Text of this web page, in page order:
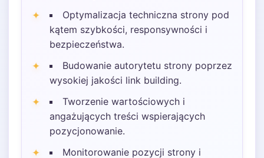
Optymalizacja techniczna strony pod
kątem szybkości, responsywności i
bezpieczeństwa.
Budowanie autorytetu strony poprzez
wysokiej jakości link building.
Tworzenie wartościowych i
angażujących treści wspierających
pozycjonowanie.
Monitorowanie pozycji strony i